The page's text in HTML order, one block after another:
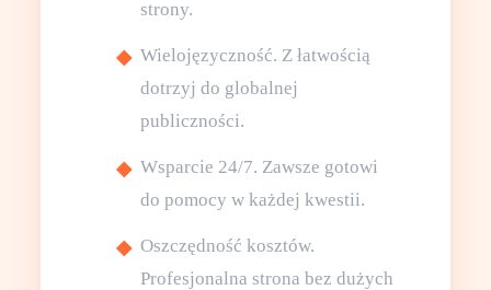
strony.
Wielojęzyczność. Z łatwością
dotrzyj do globalnej
publiczności.
Wsparcie 24/7. Zawsze gotowi
do pomocy w każdej kwestii.
Oszczędność kosztów.
Profesjonalna strona bez dużych